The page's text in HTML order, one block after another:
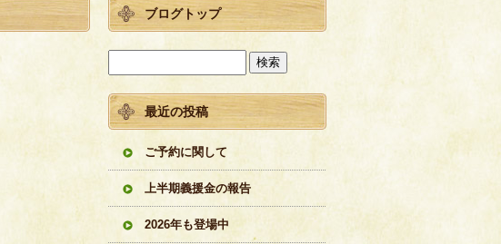
ブログトップ
最近の投稿
ご予約に関して
上半期義援金の報告
2026年も登場中